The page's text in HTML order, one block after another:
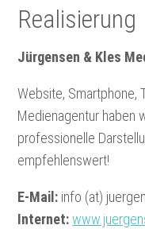
Realisierung
Jürgensen & Kles
Website, Smartphone,
Medienagentur haben
professionelle
empfehlenswert!
E-Mail: info (at)
Internet: